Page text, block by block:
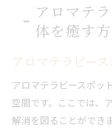
リフレッシュア
リフレッシュ
ストレス解消
マッサージ
心地よい空
プロフェッ
アロマテ
体を癒す
アロマテラピー
アロマテラピースポッ
空間です。ここでは、
解消を図ることができ